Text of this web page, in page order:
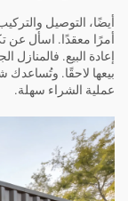
أيضًا، التوصيل
أمرًا معقدًا. اسأل عن
إعادة البيع. فالمنازل
عملية الشراء سهلة.